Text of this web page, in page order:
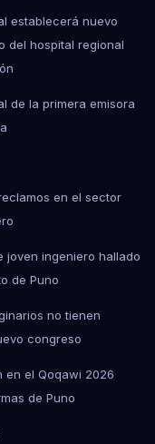
establecerá nuevo
del hospital regional
de la primera emisora
en el sector
joven ingeniero hallado
de Puno
no tienen
congreso
en el Qoqawi 2026
de Puno